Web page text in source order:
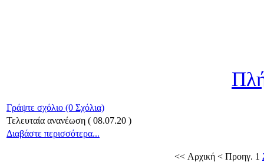
Γράψτε σχόλιο (0 Σχόλια)
Τελευταία ανανέωση ( 08.07.20 )
Διαβάστε περισσότερα...
<< Αρχική < Προηγ. 1